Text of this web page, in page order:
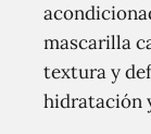
mascarilla
textura y
hidratación